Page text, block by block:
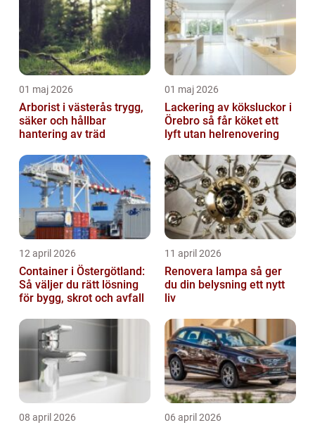
01 maj 2026
Arborist i västerås trygg,
säker och hållbar
hantering av träd
01 maj 2026
Lackering av köksluckor i
Örebro så får köket ett
lyft utan helrenovering
12 april 2026
Container i Östergötland:
Så väljer du rätt lösning
för bygg, skrot och avfall
11 april 2026
Renovera lampa så ger
du din belysning ett nytt
liv
08 april 2026 06 april 2026